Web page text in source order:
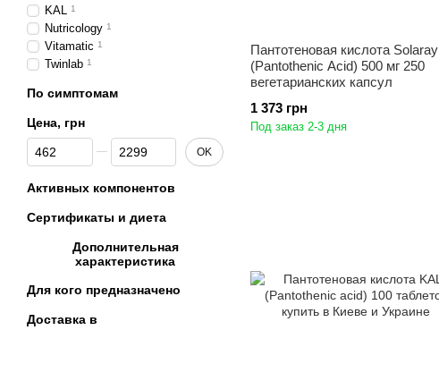
Пантотеновая кислота Solaray
(Pantothenic Acid) 500 мг 250
вегетарианских капсул
1 373 грн
Под заказ 2-3 дня
KAL 1
Nutricology 1
Vitamatic 1
Twinlab 1
По симптомам
Цена, грн
От Цена, грн
До Цена, грн OK
Активных компонентов
Сертификаты и диета
Дополнительная
характеристика
Для кого предназначено
Доставка в